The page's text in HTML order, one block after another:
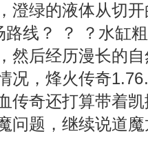
澄绿的液体从切
线？ ？ ？水缸
然后经历漫长的
况，烽火传奇
传奇还打算带着
问题，继续说道